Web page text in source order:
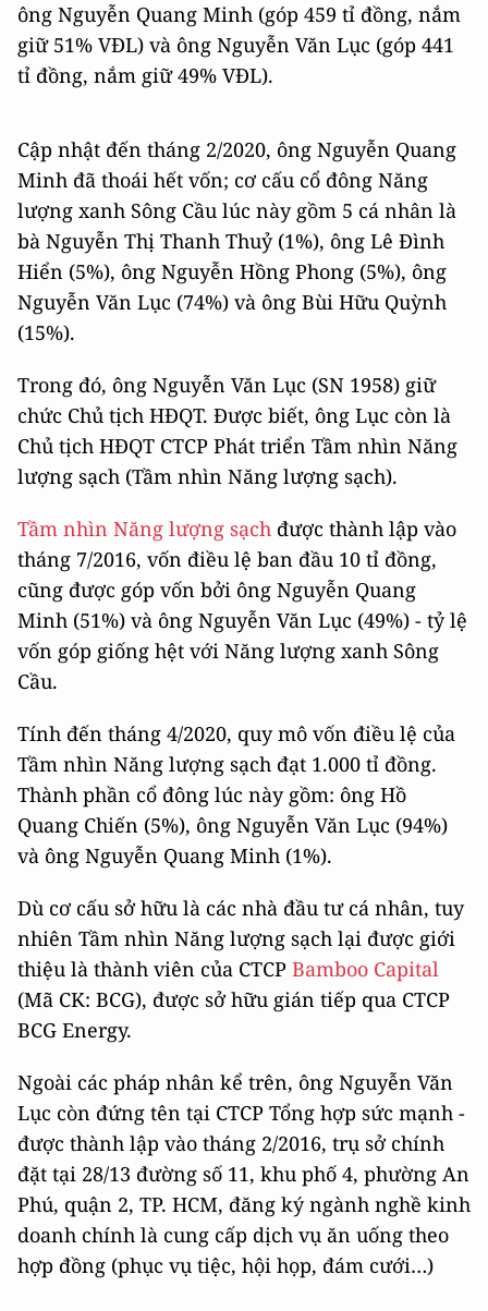
ông Nguyễn Quang Minh (góp 459 tỉ đồng, nắm
giữ 51% VĐL) và ông Nguyễn Văn Lục (góp 441
tỉ đồng, nắm giữ 49% VĐL).
Cập nhật đến tháng 2/2020, ông Nguyễn Quang
Minh đã thoái hết vốn; cơ cấu cổ đông Năng
lượng xanh Sông Cầu lúc này gồm 5 cá nhân là
bà Nguyễn Thị Thanh Thuỷ (1%), ông Lê Đình
Hiển (5%), ông Nguyễn Hồng Phong (5%), ông
Nguyễn Văn Lục (74%) và ông Bùi Hữu Quỳnh
(15%).
Trong đó, ông Nguyễn Văn Lục (SN 1958) giữ
chức Chủ tịch HĐQT. Được biết, ông Lục còn là
Chủ tịch HĐQT CTCP Phát triển Tầm nhìn Năng
lượng sạch (Tầm nhìn Năng lượng sạch).
Tầm nhìn Năng lượng sạch được thành lập vào
tháng 7/2016, vốn điều lệ ban đầu 10 tỉ đồng,
cũng được góp vốn bởi ông Nguyễn Quang
Minh (51%) và ông Nguyễn Văn Lục (49%) - tỷ lệ
vốn góp giống hệt với Năng lượng xanh Sông
Cầu.
Tính đến tháng 4/2020, quy mô vốn điều lệ của
Tầm nhìn Năng lượng sạch đạt 1.000 tỉ đồng.
Thành phần cổ đông lúc này gồm: ông Hồ
Quang Chiến (5%), ông Nguyễn Văn Lục (94%)
và ông Nguyễn Quang Minh (1%).
Dù cơ cấu sở hữu là các nhà đầu tư cá nhân, tuy
nhiên Tầm nhìn Năng lượng sạch lại được giới
thiệu là thành viên của CTCP Bamboo Capital
(Mã CK: BCG), được sở hữu gián tiếp qua CTCP
BCG Energy.
Ngoài các pháp nhân kể trên, ông Nguyễn Văn
Lục còn đứng tên tại CTCP Tổng hợp sức mạnh -
được thành lập vào tháng 2/2016, trụ sở chính
đặt tại 28/13 đường số 11, khu phố 4, phường An
Phú, quận 2, TP. HCM, đăng ký ngành nghề kinh
doanh chính là cung cấp dịch vụ ăn uống theo
hợp đồng (phục vụ tiệc, hội họp, đám cưới…)